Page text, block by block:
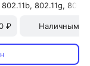
802.11b, 802.11g,
₽ Наличными